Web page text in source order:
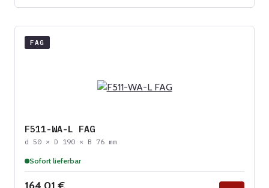
FAG
F511-WA-L FAG
d 50 × D 190 × B 76 mm
Sofort lieferbar
Regulärer Preis: